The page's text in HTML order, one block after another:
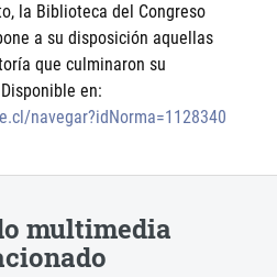
la Biblioteca del Congreso
a su disposición aquellas
que culminaron su
en:
navegar?idNorma=1128340
multimedia